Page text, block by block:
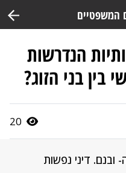
המשפטיים
הנדרשות
בין בני הזוג?
20
ובנם. דיני נפשות